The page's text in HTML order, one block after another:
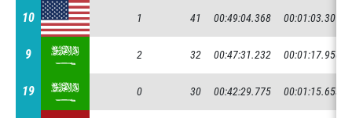
10 1 41 00:49:04.368 00:01:03.301
9 2 32 00:47:31.232 00:01:17.950
19 0 30 00:42:29.775 00:01:15.653
10
9
19